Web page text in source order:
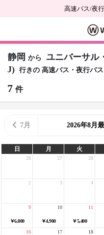
高速バス/夜
静岡 から
ユニバーサル
J) 行きの 高速バス・夜行バス
7 件
7月 2026年8月
日 月 火
26 27 28
2 3 4
￥6,000
9
￥4,900
10
￥5,400
11
16 17 18